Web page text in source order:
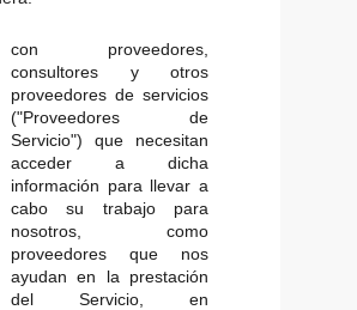
con proveedores,
consultores y otros
proveedores de servicios
("Proveedores de
Servicio") que necesitan
acceder a dicha
información para llevar a
cabo su trabajo para
nosotros, como
proveedores que nos
ayudan en la prestación
del Servicio, en